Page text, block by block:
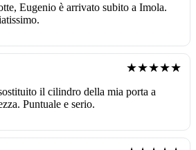
Eugenio è arrivato subito a Imola.
★★★★★
il cilindro della mia porta a
Puntuale e serio.